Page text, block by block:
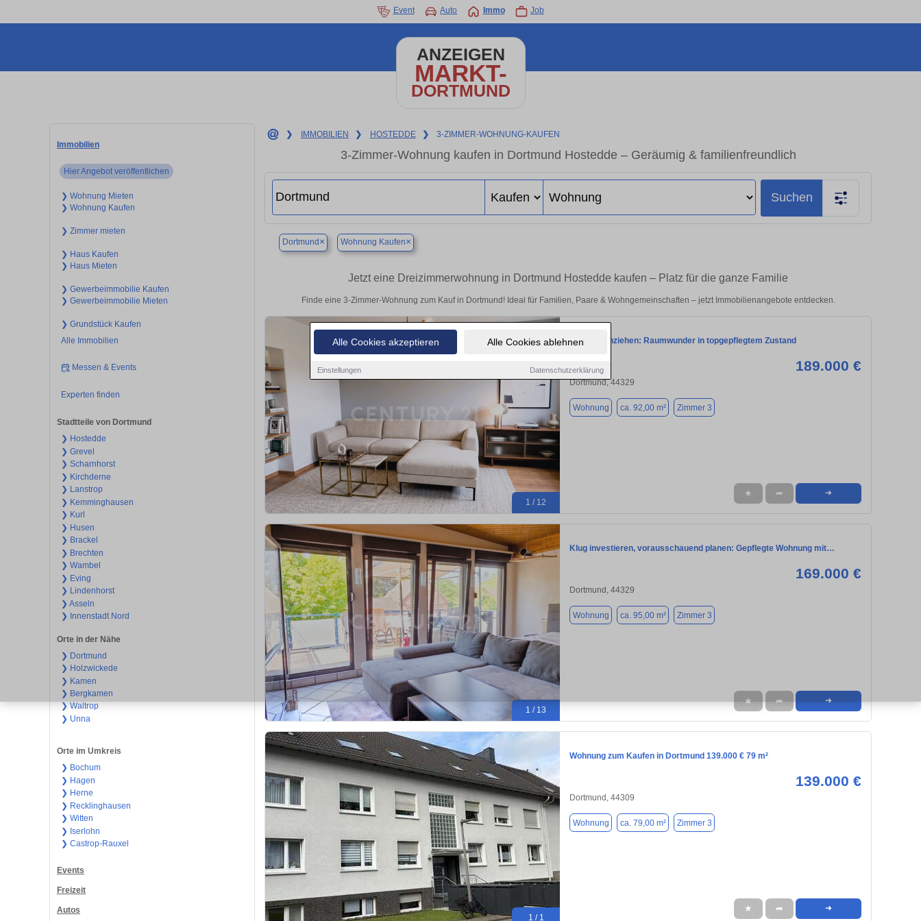
Alle Cookies akzeptieren Alle Cookies ablehnen
Einstellungen Datenschutzerklärung
Event Auto Immo Job
ANZEIGEN
MARKT-
DORTMUND
Immobilien
Hier Angebot veröffentlichen
❯ Wohnung Mieten
❯ Wohnung Kaufen
❯ Zimmer mieten
❯ Haus Kaufen
❯ Haus Mieten
❯ Gewerbeimmobilie Kaufen
❯ Gewerbeimmobilie Mieten
❯ Grundstück Kaufen
Alle Immobilien
Messen & Events
Experten finden
Stadtteile von Dortmund
❯ Hostedde
❯ Grevel
❯ Scharnhorst
❯ Kirchderne
❯ Lanstrop
❯ Kemminghausen
❯ Kurl
❯ Husen
❯ Brackel
❯ Brechten
❯ Wambel
❯ Eving
❯ Lindenhorst
❯ Asseln
❯ Innenstadt Nord
Orte in der Nähe
❯ Dortmund
❯ Holzwickede
❯ Kamen
❯ Bergkamen
❯ Waltrop
❯ Unna
Orte im Umkreis
❯ Bochum
❯ Hagen
❯ Herne
❯ Recklinghausen
❯ Witten
❯ Iserlohn
❯ Castrop-Rauxel
Events
Freizeit
Autos
❯ IMMOBILIEN ❯ HOSTEDDE ❯ 3-ZIMMER-WOHNUNG-KAUFEN
3-Zimmer-Wohnung kaufen in Dortmund Hostedde – Geräumig & familienfreundlich
Suchen
Dortmund × Wohnung Kaufen×
Jetzt eine Dreizimmerwohnung in Dortmund Hostedde kaufen – Platz für die ganze Familie
Finde eine 3-Zimmer-Wohnung zum Kauf in Dortmund! Ideal für Familien, Paare & Wohngemeinschaften – jetzt Immobilienangebote entdecken.
1 / 12
Sorglos einziehen: Raumwunder in topgepflegtem Zustand
189.000 €
Dortmund, 44329
Wohnung ca. 92,00 m² Zimmer 3
★ ➦ ➜
1 / 13
Klug investieren, vorausschauend planen: Gepflegte Wohnung mit…
169.000 €
Dortmund, 44329
Wohnung ca. 95,00 m² Zimmer 3
★ ➦ ➜
1 / 1
Wohnung zum Kaufen in Dortmund 139.000 € 79 m²
139.000 €
Dortmund, 44309
Wohnung ca. 79,00 m² Zimmer 3
★ ➦ ➜